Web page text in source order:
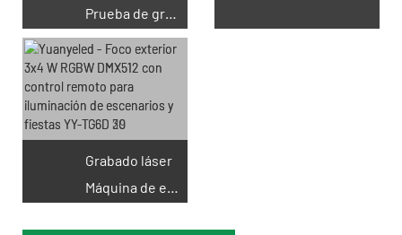
Prueba de gravedad
Grabado láser
Máquina de etiquetas